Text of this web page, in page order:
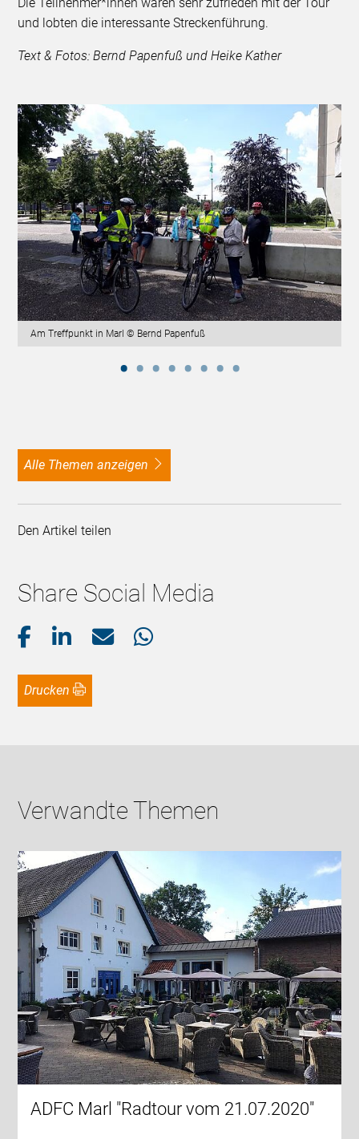
und lobten die interessante Streckenführung.
Text & Fotos: Bernd Papenfuß und Heike Kather
Am Treffpunkt in Marl © Bernd Papenfuß
alle Themen anzeigen
Den Artikel teilen
Share Social Media
Drucken
Verwandte Themen
ADFC Marl "Radtour vom 21.07.2020"